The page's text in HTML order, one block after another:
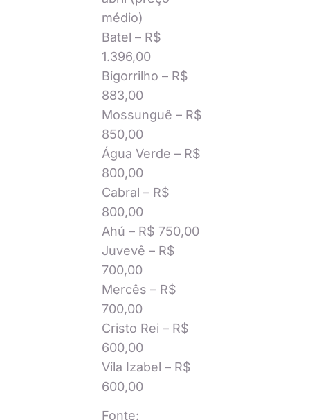
médio)
Batel – R$
1.396,00
Bigorrilho – R$
883,00
Mossunguê – R$
850,00
Água Verde – R$
800,00
Cabral – R$
800,00
Ahú – R$ 750,00
Juvevê – R$
700,00
Mercês – R$
700,00
Cristo Rei – R$
600,00
Vila Izabel – R$
600,00
Fonte: